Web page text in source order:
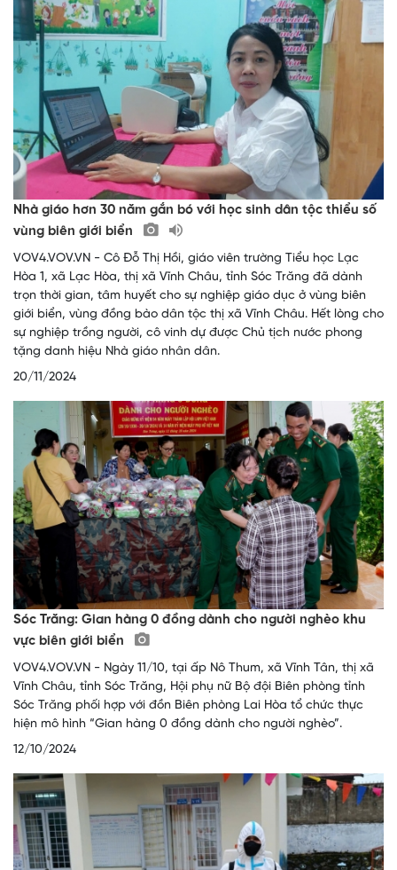
Nhà giáo hơn 30 năm gắn bó với học sinh dân tộc thiểu số
vùng biên giới biển
VOV4.VOV.VN - Cô Đỗ Thị Hồi, giáo viên trường Tiểu học Lạc
Hòa 1, xã Lạc Hòa, thị xã Vĩnh Châu, tỉnh Sóc Trăng đã dành
trọn thời gian, tâm huyết cho sự nghiệp giáo dục ở vùng biên
giới biển, vùng đồng bào dân tộc thị xã Vĩnh Châu. Hết lòng cho
sự nghiệp trồng người, cô vinh dự được Chủ tịch nước phong
tặng danh hiệu Nhà giáo nhân dân.
20/11/2024
Sóc Trăng: Gian hàng 0 đồng dành cho người nghèo khu
vực biên giới biển
VOV4.VOV.VN - Ngày 11/10, tại ấp Nô Thum, xã Vĩnh Tân, thị xã
Vĩnh Châu, tỉnh Sóc Trăng, Hội phụ nữ Bộ đội Biên phòng tỉnh
Sóc Trăng phối hợp với đồn Biên phòng Lai Hòa tổ chức thực
hiện mô hình “Gian hàng 0 đồng dành cho người nghèo”.
12/10/2024